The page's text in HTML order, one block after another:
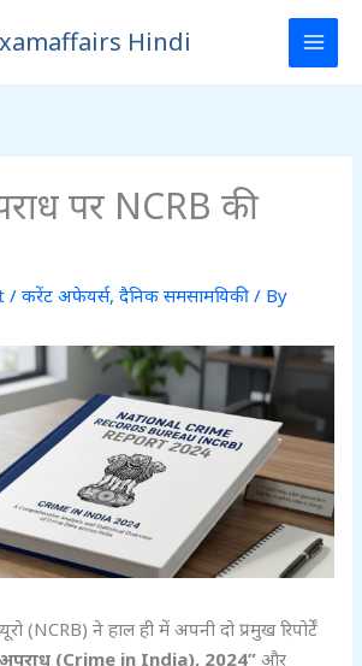
Hindi
पर NCRB की
/करेंट अफेयर्स,दैनिक समसामयिकी / By
ब्यूरो (NCRB) ने हाल ही में अपनी दो प्रमुख रिपोर्टें
(Crime in India), 2024” और